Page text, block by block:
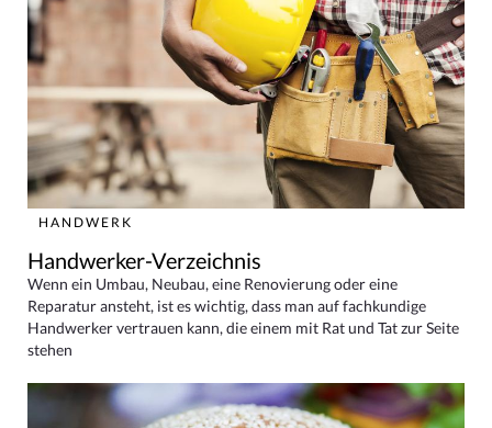
HANDWERK
Handwerker-Verzeichnis
Wenn ein Umbau, Neubau, eine Renovierung oder eine
Reparatur ansteht, ist es wichtig, dass man auf fachkundige
Handwerker vertrauen kann, die einem mit Rat und Tat zur Seite
stehen